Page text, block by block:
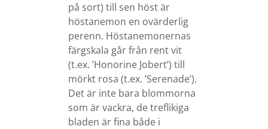
på sort) till sen höst är
höstanemon en ovärderlig
perenn. Höstanemonernas
färgskala går från rent vit
(t.ex. ’Honorine Jobert’) till
mörkt rosa (t.ex. ’Serenade’).
Det är inte bara blommorna
som är vackra, de treflikiga
bladen är fina både i